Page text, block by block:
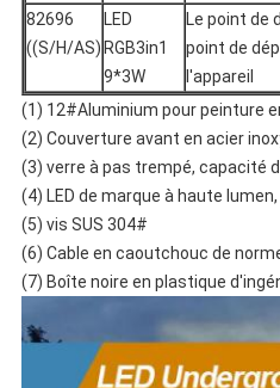
82696
((S/H/AS)
LED
RGB3in1
9*3W
Le point de
point de
l'appareil
(1) 12#Aluminium pour peinture
(2) Couverture avant en acier
(3) verre à pas trempé, capacité
(4) LED de marque à haute
(5) vis SUS 304#
(6) Cable en caoutchouc de
(7) Boîte noire en plastique